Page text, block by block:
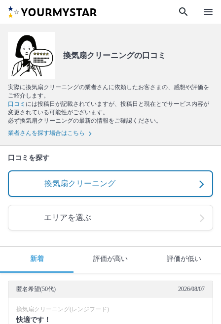
search menu
換気扇クリーニングの口コミ
実際に換気扇クリーニングの業者さんに依頼したお客さまの、感想や評価を
ご紹介します。
口コミ には投稿日が記載されていますが、投稿日と現在とでサービス内容が
変更されている可能性がございます。
必ず換気扇クリーニングの最新の情報をご確認ください。
業者さんを探す場合はこちら
口コミを探す
換気扇クリーニング
エリアを選ぶ
新着 評価が高い 評価が低い
匿名希望(50代) 2026/08/07
換気扇クリーニング(レンジフード)
快適です！